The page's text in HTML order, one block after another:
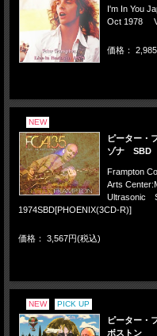
I'm In You
Oct 1978
価格：
NEW
ピーター・
ゾナ SBD
Frampton
Arts
Ultrasonic
1974SBD[PHOENIX(3CD-R)]
価格： 3,567円(税込)
NEW PICK UP
ピーター・
ボストン